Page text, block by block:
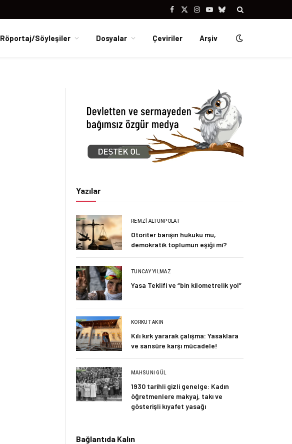
Facebook
X
Instagram
YouTubeBluesky
Röportaj/Söyleşiler Dosyalar Çeviriler Arşiv
Yazılar
REMZI ALTUNPOLAT
Otoriter barışın hukuku mu,
demokratik toplumun eşiği mi?
TUNCAY YILMAZ
Yasa Teklifi ve “bin kilometrelik yol”
KORKUT AKIN
Kılı kırk yararak çalışma: Yasaklara
ve sansüre karşı mücadele!
MAHSUNI GÜL
1930 tarihli gizli genelge: Kadın
öğretmenlere makyaj, takı ve
gösterişli kıyafet yasağı
Bağlantıda Kalın